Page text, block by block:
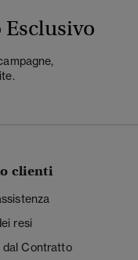
Esclusivo
clienti
resi
dal Contratto